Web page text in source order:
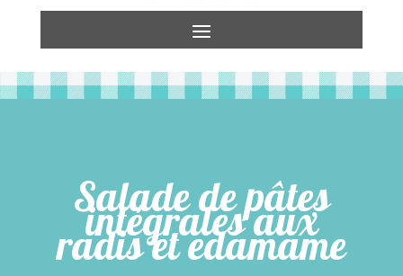
Salade de pâtes
intégrales aux
radis et edamame